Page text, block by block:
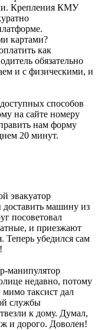
Крепления КМУ
картами?
как
обязательно
и с физическими, и
способов
на сайте номеру
нам форму
20 минут.
эвакуатор
машину из
посоветовал
и приезжают
убедился сам
манипулятор
недавно, потому
таксист дал
службы
к дому. Думал,
и дорого. Доволен!